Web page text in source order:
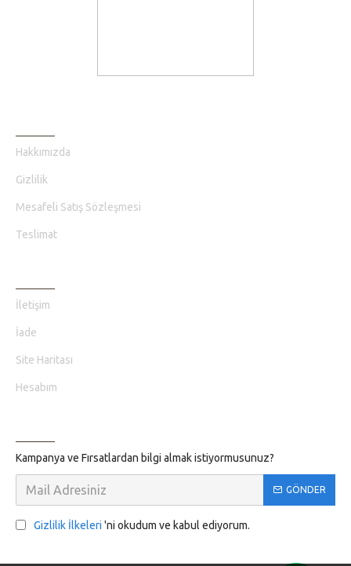
Hakkımızda
Gizlilik
Mesafeli Satış Sözleşmesi
Teslimat
İletişim
İade
Site Haritası
Hesabım
Kampanya ve Fırsatlardan bilgi almak istiyormusunuz?
GÖNDER
Gizlilik İlkeleri 'ni okudum ve kabul ediyorum.